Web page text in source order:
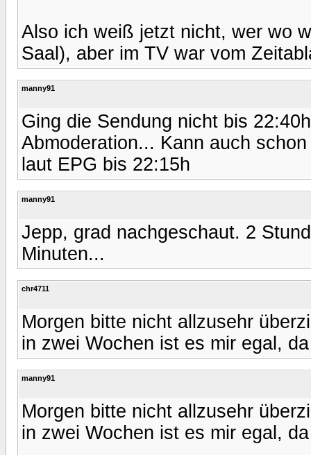
Also ich weiß jetzt nicht, wer wo
Saal), aber im TV war vom
manny91
Ging die Sendung nicht bis
Abmoderation... Kann auch
laut EPG bis 22:15h
manny91
Jepp, grad nachgeschaut. 2
Minuten...
chr4711
Morgen bitte nicht allzusehr
in zwei Wochen ist es mir egal,
manny91
Morgen bitte nicht allzusehr
in zwei Wochen ist es mir egal,